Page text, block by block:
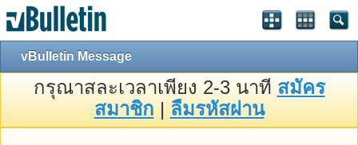
vBulletin Message
กรุณาสละเวลาเพียง 2-3 นาที สมัคร
สมาชิก | ลืมรหัสผ่าน